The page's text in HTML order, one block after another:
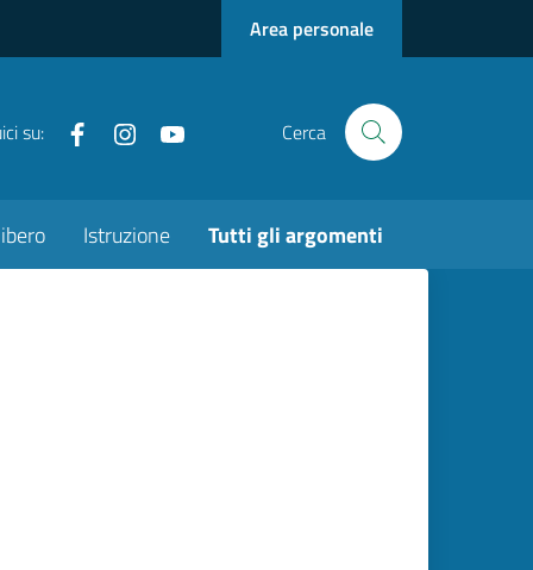
Area personale
su: Facebookinstagram Cerca
Istruzione Tutti gli argomenti